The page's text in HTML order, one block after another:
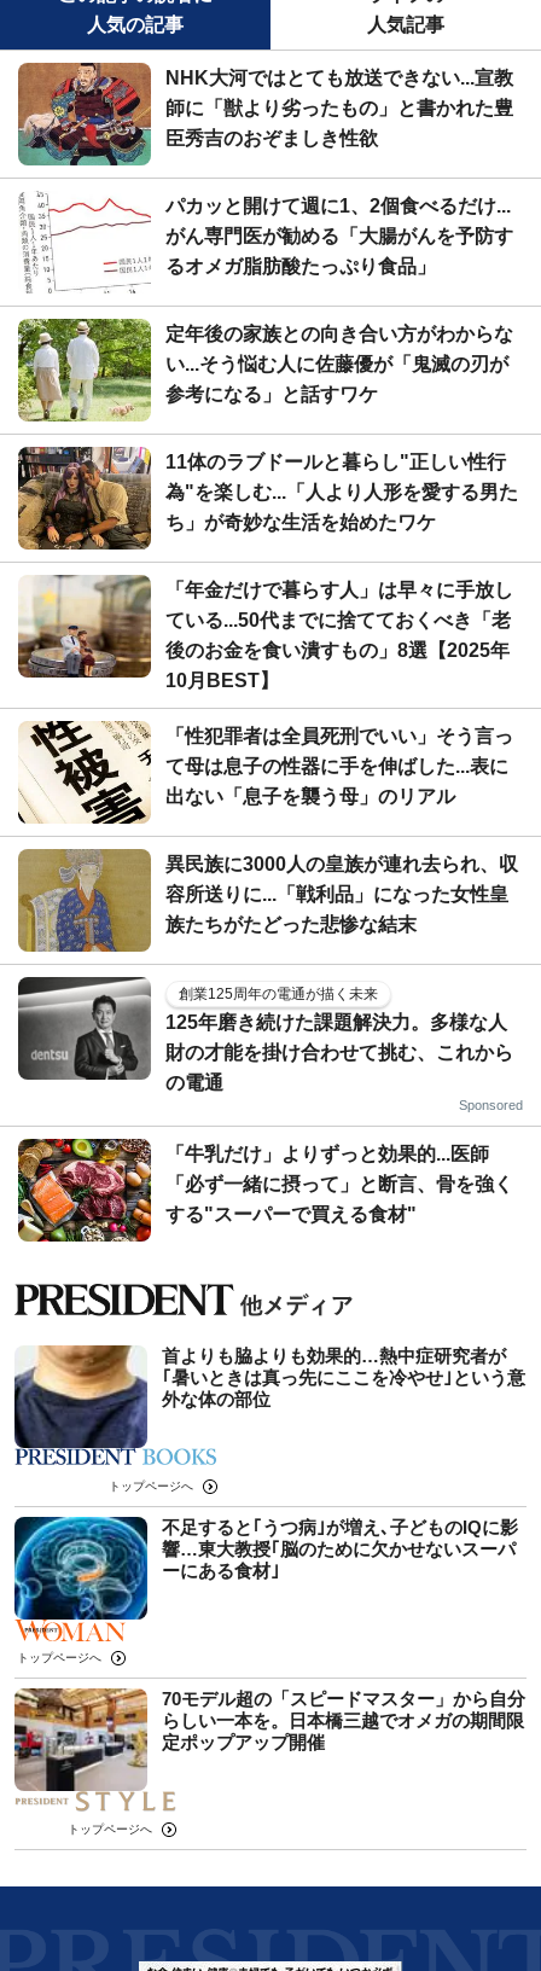
人気の記事
人気記事
NHK大河ではとても放送できない...宣教
師に「獣より劣ったもの」と書かれた豊
臣秀吉のおぞましき性欲
パカッと開けて週に1、2個食べるだけ...
がん専門医が勧める「大腸がんを予防す
るオメガ脂肪酸たっぷり食品」
定年後の家族との向き合い方がわからな
い...そう悩む人に佐藤優が「鬼滅の刃が
参考になる」と話すワケ
11体のラブドールと暮らし"正しい性行
為"を楽しむ...「人より人形を愛する男た
ち」が奇妙な生活を始めたワケ
「年金だけで暮らす人」は早々に手放し
ている...50代までに捨てておくべき「老
後のお金を食い潰すもの」8選【2025年
10月BEST】
「性犯罪者は全員死刑でいい」そう言っ
て母は息子の性器に手を伸ばした...表に
出ない「息子を襲う母」のリアル
異民族に3000人の皇族が連れ去られ、収
容所送りに...「戦利品」になった女性皇
族たちがたどった悲惨な結末
創業125周年の電通が描く未来
125年磨き続けた課題解決力。多様な人
財の才能を掛け合わせて挑む、これから
の電通
Sponsored
「牛乳だけ」よりずっと効果的...医師
「必ず一緒に摂って」と断言、骨を強く
する"スーパーで買える食材"
首よりも脇よりも効果的…熱中症研究者が
｢暑いときは真っ先にここを冷やせ｣という意
外な体の部位
トップページへ
不足すると｢うつ病｣が増え､子どものIQに影
響…東大教授｢脳のために欠かせないスーパ
ーにある食材｣
トップページへ
70モデル超の「スピードマスター」から自分
らしい一本を。日本橋三越でオメガの期間限
定ポップアップ開催
トップページへ